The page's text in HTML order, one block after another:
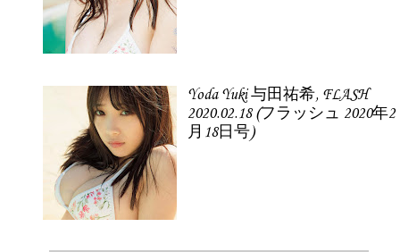
Yoda Yuki 与田祐希, FLASH
2020.02.18 (フラッシュ 2020年2
月18日号)